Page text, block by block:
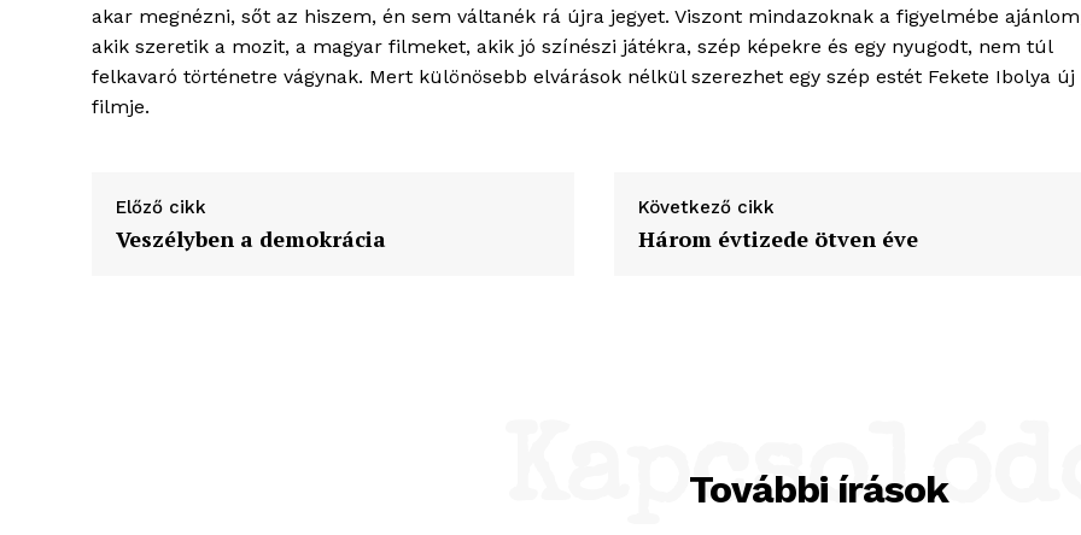
akar megnézni, sőt az hiszem, én sem váltanék rá újra jegyet. Viszont mindazoknak a figyelmébe
akik szeretik a mozit, a magyar filmeket, akik jó színészi játékra, szép képekre és egy nyugodt, nem túl
felkavaró történetre vágynak. Mert különösebb elvárások nélkül szerezhet egy szép estét Fekete Ibolya új
filmje.
Előző cikk
Veszélyben a demokrácia
Következő cikk
Három évtizede ötven éve
További írások